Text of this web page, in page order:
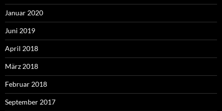
Januar 2020
Juni 2019
April 2018
März 2018
Februar 2018
September 2017